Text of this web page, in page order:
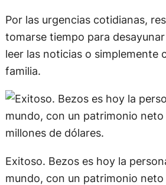
Por las urgencias cotidianas,
tomarse tiempo para
leer las noticias o simplemente
familia.
Exitoso. Bezos es hoy la
mundo, con un patrimonio neto